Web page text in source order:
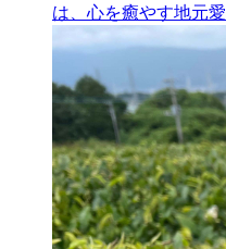
は、心を癒やす地元